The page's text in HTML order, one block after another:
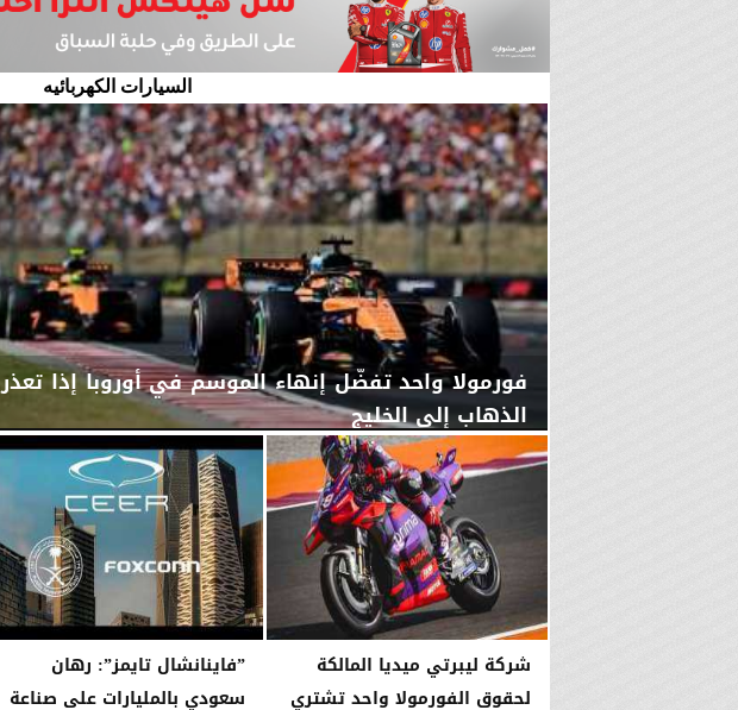
السيارات الكهربائيه
فورمولا واحد تفضّل إنهاء الموسم في أوروبا إذا تعذر
الذهاب إلى الخليج
03:02 مـ
شركة ليبرتي ميديا المالكة
لحقوق الفورمولا واحد تشتري
”فاينانشال تايمز”: رهان
سعودي بالمليارات على صناعة